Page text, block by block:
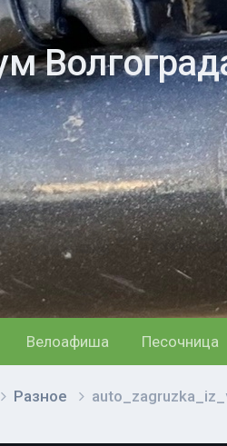
Велоафиша Песочница
Разное